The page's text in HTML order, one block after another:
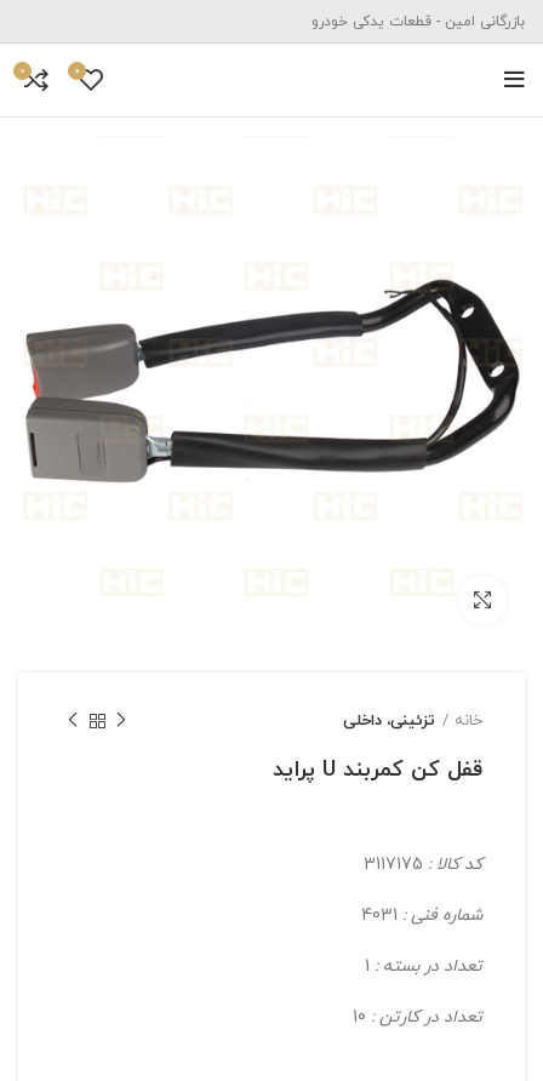
بازرگانی امین - قطعات یدکی خودرو
0
0
خانه تزئینی، داخلی
قفل كن كمربند U پراید
کد کالا :
شماره فنی :
تعداد در بسته :
تعداد در کارتن :